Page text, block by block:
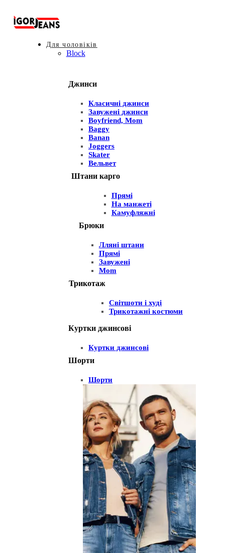
Для чоловіків
Block
Джинси
Класичні джинси
Завужені джинси
Boyfriend, Mom
Baggy
Banan
Joggers
Skater
Вельвет
Штани карго
Прямі
На манжеті
Камуфляжні
Брюки
Лляні штани
Прямі
Завужені
Mom
Трикотаж
Світшоти і худі
Трикотажні костюми
Куртки джинсові
Куртки джинсові
Шорти
Шорти